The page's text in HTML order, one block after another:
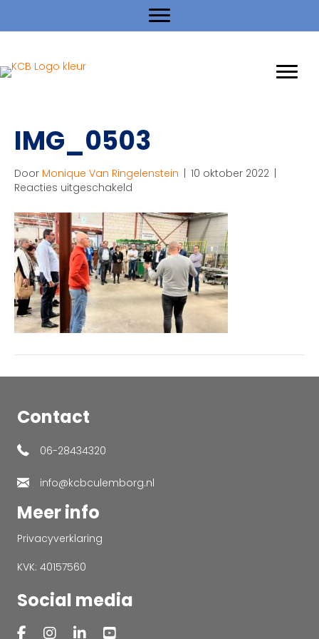
IMG_0503
Door Monique Van Ringelenstein 10 oktober 2022
Reacties uitgeschakeld
Contact
06-28434320
info@kcbculemborg.nl
Meer info
Privacyverklaring
KVK: 40157560
Social media